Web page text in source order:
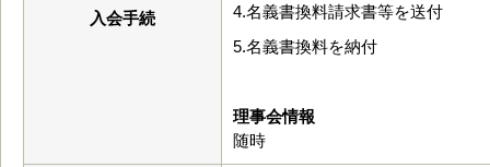
入会手続
4.名義書換料請求書等を送付
5.名義書換料を納付
理事会情報
随時